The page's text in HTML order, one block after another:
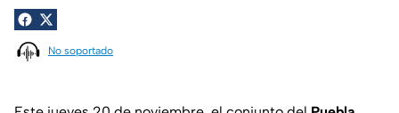
No soportado